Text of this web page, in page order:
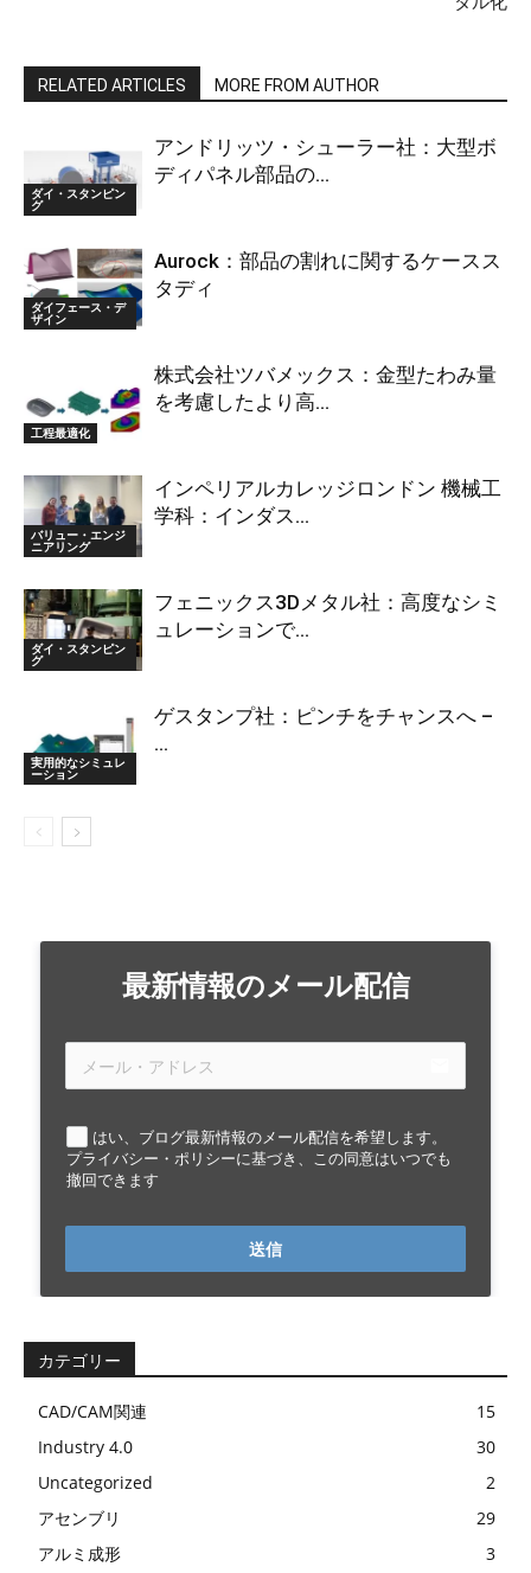
RELATED ARTICLES MORE FROM AUTHOR
ダイ・スタンピン
グ
アンドリッツ・シューラー社：大型ボ
ディパネル部品の...
ダイフェース・デ
ザイン
Aurock：部品の割れに関するケースス
タディ
工程最適化
株式会社ツバメックス：金型たわみ量
を考慮したより高...
バリュー・エンジ
ニアリング
インペリアルカレッジロンドン 機械工
学科：インダス...
ダイ・スタンピン
グ
フェニックス3Dメタル社：高度なシミ
ュレーションで...
実用的なシミュレ
ーション
ゲスタンプ社：ピンチをチャンスへ –
...
最新情報のメール配信
はい、ブログ最新情報のメール配信を希望します。
プライバシー・ポリシーに基づき、この同意はいつでも
撤回できます
送信
カテゴリー
CAD/CAM関連
15
Industry 4.0
30
Uncategorized
2
アセンブリ
29
アルミ成形
3